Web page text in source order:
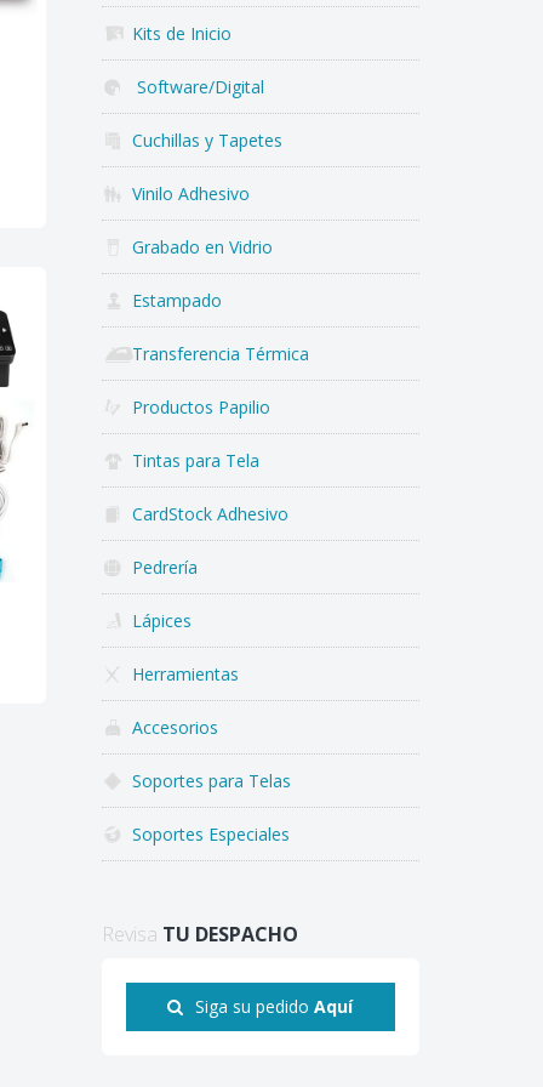
Kits de Inicio
Software/Digital
Cuchillas y Tapetes
Vinilo Adhesivo
Grabado en Vidrio
Estampado
Transferencia Térmica
Productos Papilio
Tintas para Tela
CardStock Adhesivo
Pedrería
Lápices
Herramientas
Accesorios
Soportes para Telas
Soportes Especiales
Revisa TU DESPACHO
Siga su pedidoAquí